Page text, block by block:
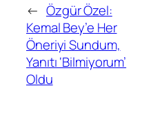
← Özgür Özel:
Kemal Bey’e Her
Öneriyi Sundum,
Yanıtı ‘Bilmiyorum’
Oldu